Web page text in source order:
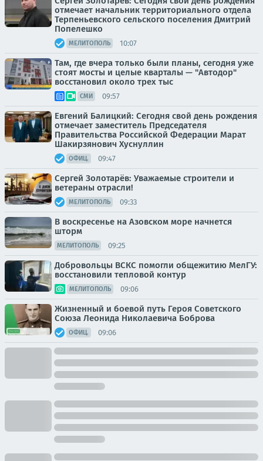
отмечает начальник территориального отдела
Терпеньевского сельского поселения Дмитрий
Попелешко
МЕЛИТОПОЛЬ 10:07
Там, где вчера только были планы, сегодня уже
стоят мосты и целые кварталы — "Автодор"
восстановил около трех тыс
СМИ 09:57
Евгений Балицкий: Сегодня свой день рождения
отмечает заместитель Председателя
Правительства Российской Федерации Марат
Шакирзянович Хуснуллин
ОФИЦ. 09:47
Сергей Золотарёв: Уважаемые строители и
ветераны отрасли!
МЕЛИТОПОЛЬ 09:33
В воскресенье на Азовском море начнется
шторм
МЕЛИТОПОЛЬ 09:25
Добровольцы ВСКС помогли общежитию МелГУ:
восстановили тепловой контур
МЕЛИТОПОЛЬ 09:06
Жизненный и боевой путь Героя Советского
Союза Леонида Николаевича Боброва
ОФИЦ. 09:06